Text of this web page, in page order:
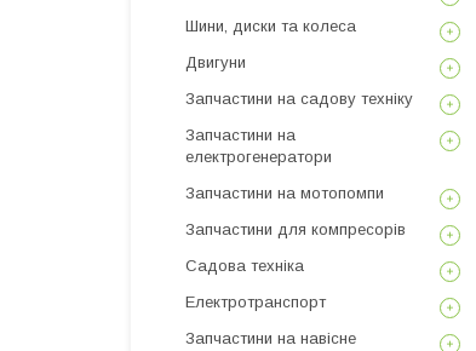
Шини, диски та колеса
Двигуни
Запчастини на садову техніку
Запчастини на
електрогенератори
Запчастини на мотопомпи
Запчастини для компресорів
Садова техніка
Електротранспорт
Запчастини на навісне